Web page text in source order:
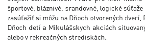
športové, bláznivé, srandovné, logické
zasúťažiť si môžu na Dňoch otvorených dverí,
Dňoch detí a Mikulášskych akciách
alebo v rekreačných strediskách.